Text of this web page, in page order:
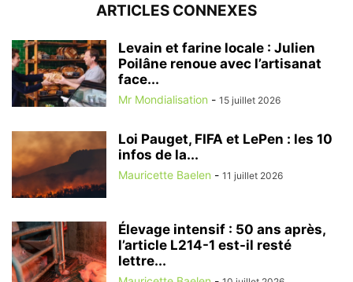
ARTICLES CONNEXES
Levain et farine locale : Julien
Poilâne renoue avec l’artisanat
face...
Mr Mondialisation - 15 juillet 2026
Loi Pauget, FIFA et LePen : les 10
infos de la...
Mauricette Baelen - 11 juillet 2026
Élevage intensif : 50 ans après,
l’article L214-1 est-il resté
lettre...